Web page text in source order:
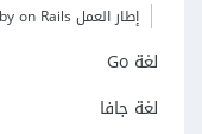
إطار العمل Ruby on Rails
لغة Go
لغة جافا